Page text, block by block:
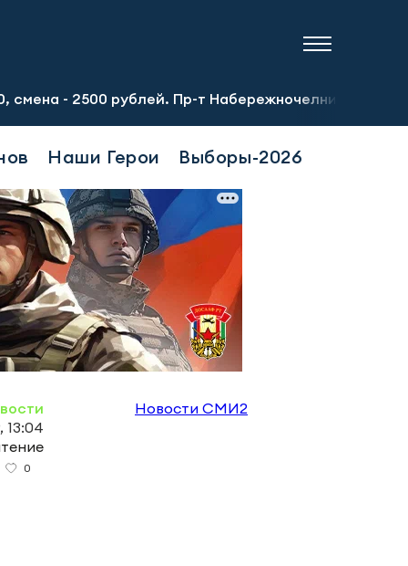
рублей. Пр-т Набережночелнинский, 13а. Тел.: 8-
Наши Герои Выборы-2026
13:04
0
Новости СМИ2